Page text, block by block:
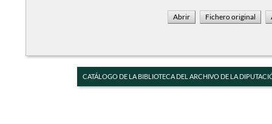
CATÁLOGO DE LA BIBLIOTECA DEL ARCHIVO DE LA